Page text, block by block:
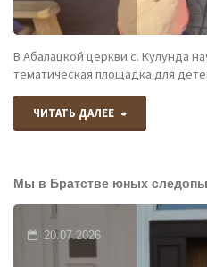
В Абалацкой церкви с. Кулунда
тематическая площадка для
ЧИТАТЬ ДАЛЕЕ "«Маленькая
открыта!"
Мы в Братстве юных
20.07.2026